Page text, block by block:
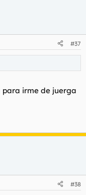
#37
para irme de juerga
#38